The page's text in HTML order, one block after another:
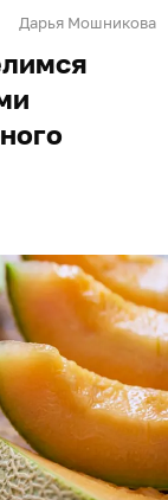
Дарья Мошникова